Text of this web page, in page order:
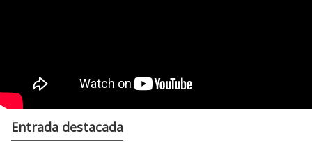
Entrada destacada